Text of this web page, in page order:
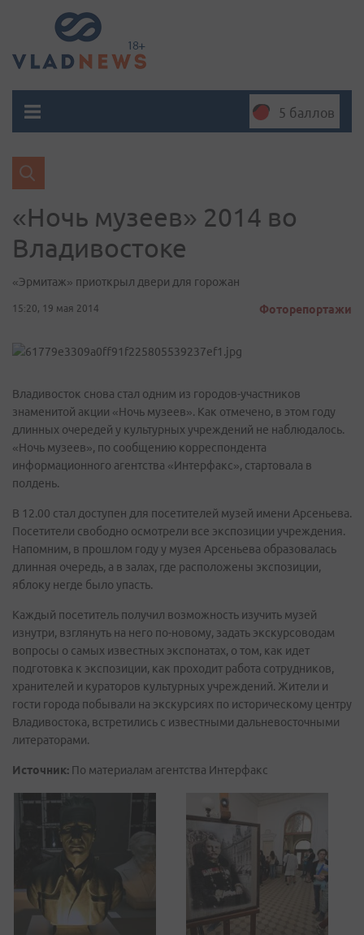
5 баллов
«Ночь музеев» 2014 во
Владивостоке
«Эрмитаж» приоткрыл двери для горожан
15:20, 19 мая 2014 Фоторепортажи
Владивосток снова стал одним из городов-участников
знаменитой акции «Ночь музеев». Как отмечено, в этом году
длинных очередей у культурных учреждений не наблюдалось.
«Ночь музеев», по сообщению корреспондента
информационного агентства «Интерфакс», стартовала в
полдень.
В 12.00 стал доступен для посетителей музей имени Арсеньева.
Посетители свободно осмотрели все экспозиции учреждения.
Напомним, в прошлом году у музея Арсеньева образовалась
длинная очередь, а в залах, где расположены экспозиции,
яблоку негде было упасть.
Каждый посетитель получил возможность изучить музей
изнутри, взглянуть на него по-новому, задать экскурсоводам
вопросы о самых известных экспонатах, о том, как идет
подготовка к экспозиции, как проходит работа сотрудников,
хранителей и кураторов культурных учреждений. Жители и
гости города побывали на экскурсиях по историческому центру
Владивостока, встретились с известными дальневосточными
литераторами.
Источник: По материалам агентства Интерфакс